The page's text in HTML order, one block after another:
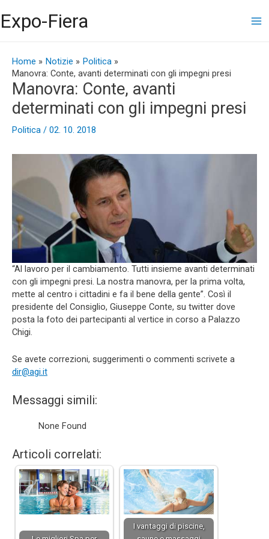
al
contenuto
Expo-Fiera
Home Notizie
Politica
Manovra: Conte, avanti determinati con gli impegni presi
Manovra: Conte, avanti
determinati con gli impegni presi
Politica / 02. 10. 2018
“Al lavoro per il cambiamento. Tutti insieme avanti determinati
con gli impegni presi. La nostra manovra, per la prima volta,
mette al centro i cittadini e fa il bene della gente”. Così il
presidente del Consiglio, Giuseppe Conte, su twitter dove
posta la foto dei partecipanti al vertice in corso a Palazzo
Chigi.
Se avete correzioni, suggerimenti o commenti scrivete a
dir@agi.it
Messaggi simili:
None Found
Articoli correlati:
I vantaggi di piscine,
articoli